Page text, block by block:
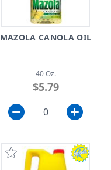
MAZOLA CANOLA OIL
40 Oz.
$5.79